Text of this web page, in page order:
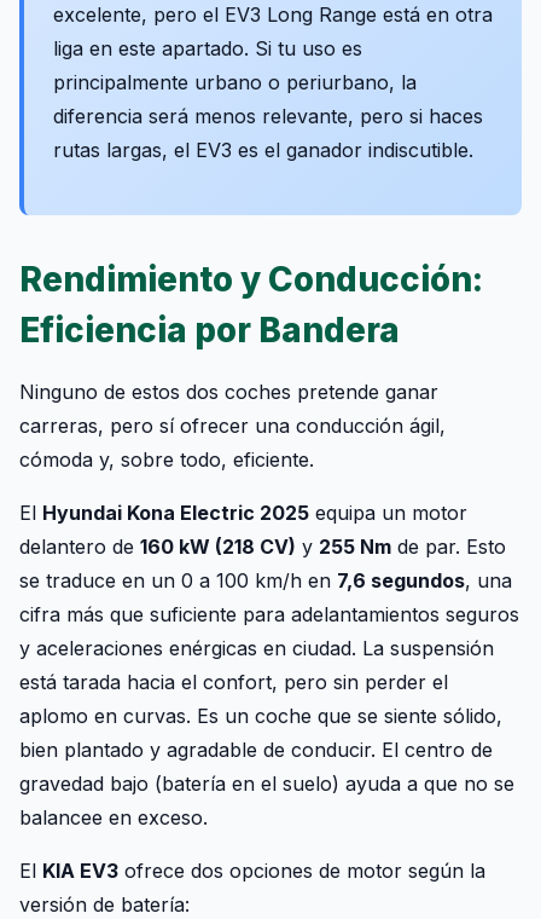
excelente, pero el EV3 Long Range está en otra
liga en este apartado. Si tu uso es
principalmente urbano o periurbano, la
diferencia será menos relevante, pero si haces
rutas largas, el EV3 es el ganador indiscutible.
Rendimiento y Conducción:
Eficiencia por Bandera
Ninguno de estos dos coches pretende ganar
carreras, pero sí ofrecer una conducción ágil,
cómoda y, sobre todo, eficiente.
El Hyundai Kona Electric 2025 equipa un motor
delantero de 160 kW (218 CV) y 255 Nm de par. Esto
se traduce en un 0 a 100 km/h en 7,6 segundos, una
cifra más que suficiente para adelantamientos seguros
y aceleraciones enérgicas en ciudad. La suspensión
está tarada hacia el confort, pero sin perder el
aplomo en curvas. Es un coche que se siente sólido,
bien plantado y agradable de conducir. El centro de
gravedad bajo (batería en el suelo) ayuda a que no se
balancee en exceso.
El KIA EV3 ofrece dos opciones de motor según la
versión de batería: